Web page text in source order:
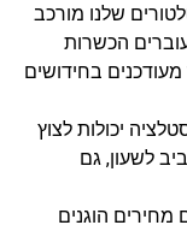
שלנו מורכב
הכשרות
בחידושים
יכולות לצוץ
לשעון, גם
מחירים הוגנים